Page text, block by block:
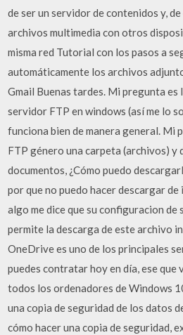
de ser un servidor de contenidos y,
archivos multimedia con otros
misma red Tutorial con los pasos a
automáticamente los archivos
Gmail Buenas tardes. Mi pregunta es
servidor FTP en windows (así me lo
funciona bien de manera general. Mi
FTP género una carpeta (archivos) y
documentos, ¿Cómo puedo
por que no puedo hacer descargar
algo me dice que su configuracion de
permite la descarga de este archivo
OneDrive es uno de los principales
puedes contratar hoy en día, ese que
todos los ordenadores de Windows
una copia de seguridad de los datos
cómo hacer una copia de seguridad,